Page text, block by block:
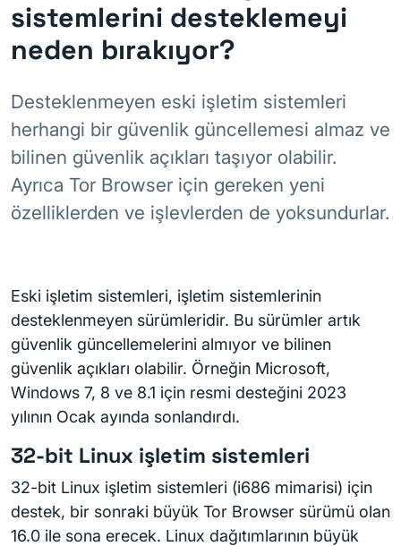
sistemlerini desteklemeyi
neden bırakıyor?
Desteklenmeyen eski işletim sistemleri
herhangi bir güvenlik güncellemesi almaz ve
bilinen güvenlik açıkları taşıyor olabilir.
Ayrıca Tor Browser için gereken yeni
özelliklerden ve işlevlerden de yoksundurlar.
Eski işletim sistemleri, işletim sistemlerinin
desteklenmeyen sürümleridir. Bu sürümler artık
güvenlik güncellemelerini almıyor ve bilinen
güvenlik açıkları olabilir. Örneğin Microsoft,
Windows 7, 8 ve 8.1 için resmi desteğini 2023
yılının Ocak ayında sonlandırdı.
32-bit Linux işletim sistemleri
32-bit Linux işletim sistemleri (i686 mimarisi) için
destek, bir sonraki büyük Tor Browser sürümü olan
16.0 ile sona erecek. Linux dağıtımlarının büyük